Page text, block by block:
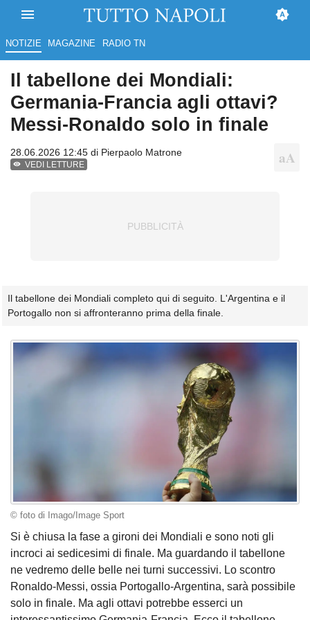
NOTIZIE MAGAZINE RADIO TN
Il tabellone dei Mondiali:
Germania-Francia agli ottavi?
Messi-Ronaldo solo in finale
28.06.2026 12:45 di Pierpaolo Matrone
VEDI LETTURE
Il tabellone dei Mondiali completo qui di seguito. L'Argentina e il
Portogallo non si affronteranno prima della finale.
© foto di Imago/Image Sport
Si è chiusa la fase a gironi dei Mondiali e sono noti gli
incroci ai sedicesimi di finale. Ma guardando il tabellone
ne vedremo delle belle nei turni successivi. Lo scontro
Ronaldo-Messi, ossia Portogallo-Argentina, sarà possibile
solo in finale. Ma agli ottavi potrebbe esserci un